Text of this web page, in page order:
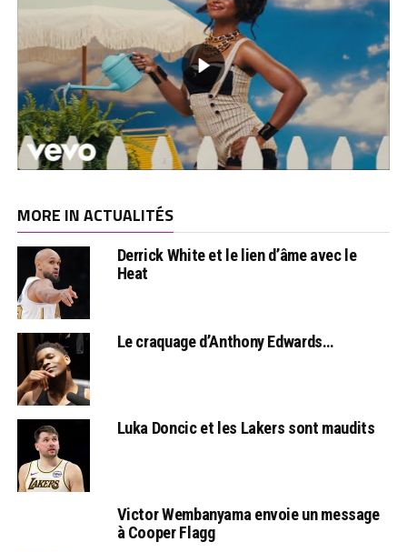
MORE IN ACTUALITÉS
Derrick White et le lien d’âme avec le
Heat
Le craquage d’Anthony Edwards…
Luka Doncic et les Lakers sont maudits
Victor Wembanyama envoie un message
à Cooper Flagg